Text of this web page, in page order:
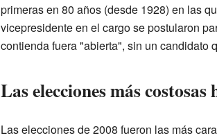
primeras en 80 años (desde 1928) en las
vicepresidente en el cargo se postularon
contienda fuera "abierta", sin un candidato
Las elecciones más costosas
Las elecciones de 2008 fueron las más